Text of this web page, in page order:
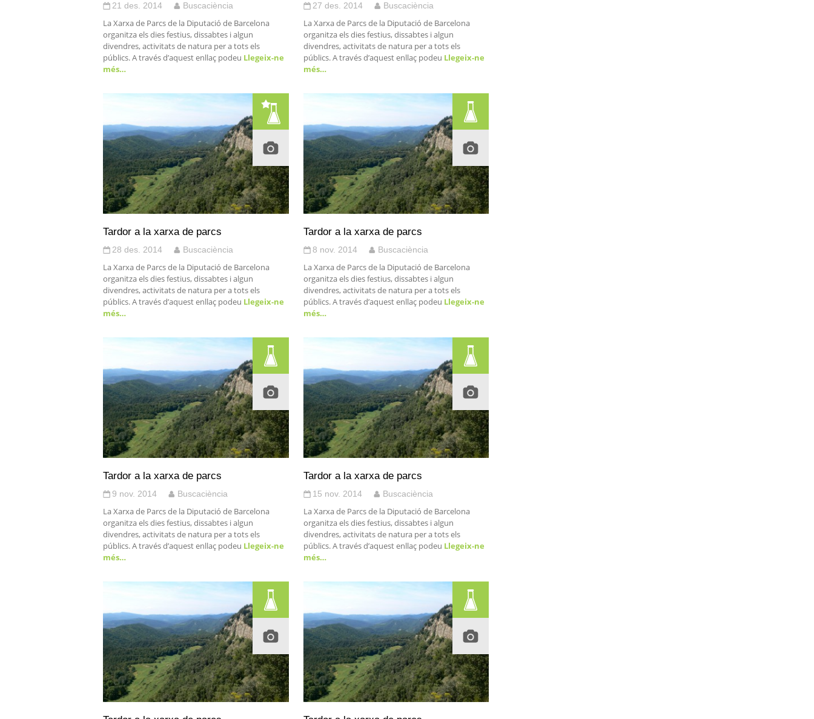
21 des. 2014 Buscaciència
La Xarxa de Parcs de la Diputació de Barcelona
organitza els dies festius, dissabtes i algun
divendres, activitats de natura per a tots els
públics. A través d’aquest enllaç podeu Llegeix-ne
més…
27 des. 2014 Buscaciència
La Xarxa de Parcs de la Diputació de Barcelona
organitza els dies festius, dissabtes i algun
divendres, activitats de natura per a tots els
públics. A través d’aquest enllaç podeu Llegeix-ne
més…
Tardor a la xarxa de parcs
28 des. 2014 Buscaciència
La Xarxa de Parcs de la Diputació de Barcelona
organitza els dies festius, dissabtes i algun
divendres, activitats de natura per a tots els
públics. A través d’aquest enllaç podeu Llegeix-ne
més…
Tardor a la xarxa de parcs
8 nov. 2014 Buscaciència
La Xarxa de Parcs de la Diputació de Barcelona
organitza els dies festius, dissabtes i algun
divendres, activitats de natura per a tots els
públics. A través d’aquest enllaç podeu Llegeix-ne
més…
Tardor a la xarxa de parcs
9 nov. 2014 Buscaciència
La Xarxa de Parcs de la Diputació de Barcelona
organitza els dies festius, dissabtes i algun
divendres, activitats de natura per a tots els
públics. A través d’aquest enllaç podeu Llegeix-ne
més…
Tardor a la xarxa de parcs
15 nov. 2014 Buscaciència
La Xarxa de Parcs de la Diputació de Barcelona
organitza els dies festius, dissabtes i algun
divendres, activitats de natura per a tots els
públics. A través d’aquest enllaç podeu Llegeix-ne
més…